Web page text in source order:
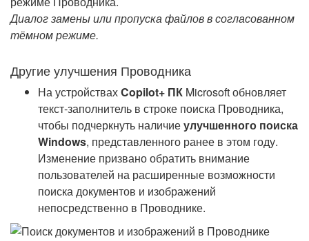
Диалог замены или пропуска файлов в согласованном
тёмном режиме.
Другие улучшения Проводника
На устройствахCopilot+ ПК Microsoft обновляет
текст-заполнитель в строке поиска Проводника,
чтобы подчеркнуть наличиеулучшенного поиска
Windows, представленного ранее в этом году.
Изменение призвано обратить внимание
пользователей на расширенные возможности
поиска документов и изображений
непосредственно в Проводнике.